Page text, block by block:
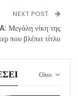
NEXT POST
Μεγάλη νίκη της
που βλέπει τίτλο
Ολοι